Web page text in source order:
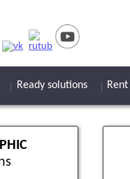
Ready solutions